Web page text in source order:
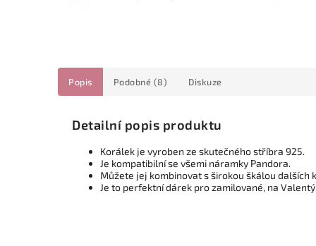
Popis Podobné (8) Diskuze
Detailní popis produktu
Korálek je vyroben ze skutečného stříbra 925.
Je kompatibilní se všemi náramky Pandora.
Můžete jej kombinovat s širokou škálou dalších
Je to perfektní dárek pro zamilované, na